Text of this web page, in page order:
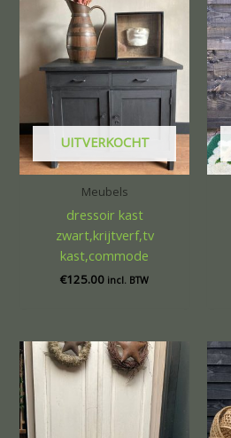
UITVERKOCHT
Meubels
dressoir kast
zwart,krijtverf,tv
kast,commode
€125.00 incl. BTW